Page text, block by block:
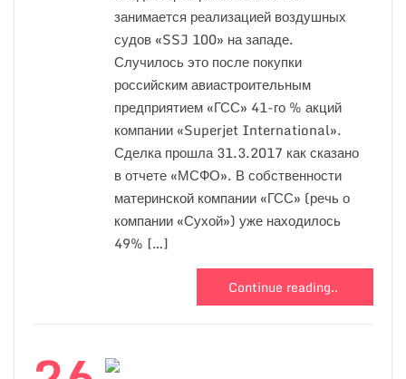
занимается реализацией воздушных
судов «SSJ 100» на западе.
Случилось это после покупки
российским авиастроительным
предприятием «ГСС» 41-го % акций
компании «Superjet International».
Сделка прошла 31.3.2017 как сказано
в отчете «МСФО». В собственности
материнской компании «ГСС» (речь о
компании «Сухой») уже находилось
49% […]
Continue reading..